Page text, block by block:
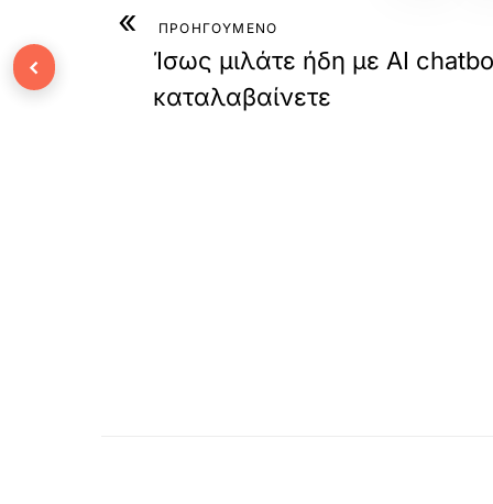
« ΠΡΟΗΓΟΥΜΕΝΟ
Ίσως μιλάτε ήδη με AI
καταλαβαίνετε
‹